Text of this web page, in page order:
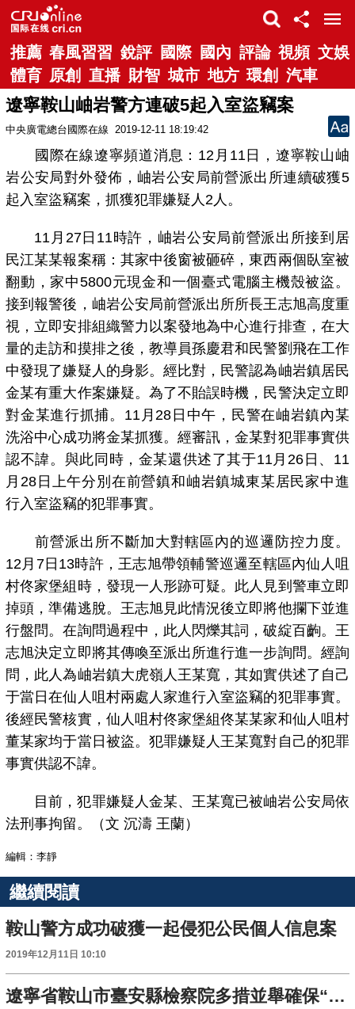
推薦 春風習習 銳評 國際 國內 評論 視頻 文娛
體育 原創 直播 財智 城市 地方 環創 汽車
遼寧鞍山岫岩警方連破5起入室盜竊案
中央廣電總台國際在線 2019-12-11 18:19:42
國際在線遼寧頻道消息：12月11日，遼寧鞍山岫
岩公安局對外發佈，岫岩公安局前營派出所連續破獲5
起入室盜竊案，抓獲犯罪嫌疑人2人。
11月27日11時許，岫岩公安局前營派出所接到居
民江某某報案稱：其家中後窗被砸碎，東西兩個臥室被
翻動，家中5800元現金和一個臺式電腦主機殼被盜。
接到報警後，岫岩公安局前營派出所所長王志旭高度重
視，立即安排組織警力以案發地為中心進行排查，在大
量的走訪和摸排之後，教導員孫慶君和民警劉飛在工作
中發現了嫌疑人的身影。經比對，民警認為岫岩鎮居民
金某有重大作案嫌疑。為了不貽誤時機，民警決定立即
對金某進行抓捕。11月28日中午，民警在岫岩鎮內某
洗浴中心成功將金某抓獲。經審訊，金某對犯罪事實供
認不諱。與此同時，金某還供述了其于11月26日、11
月28日上午分別在前營鎮和岫岩鎮城東某居民家中進
行入室盜竊的犯罪事實。
前營派出所不斷加大對轄區內的巡邏防控力度。
12月7日13時許，王志旭帶領輔警巡邏至轄區內仙人咀
村佟家堡組時，發現一人形跡可疑。此人見到警車立即
掉頭，準備逃脫。王志旭見此情況後立即將他攔下並進
行盤問。在詢問過程中，此人閃爍其詞，破綻百齣。王
志旭決定立即將其傳喚至派出所進行進一步詢問。經詢
問，此人為岫岩鎮大虎嶺人王某寬，其如實供述了自己
于當日在仙人咀村兩處人家進行入室盜竊的犯罪事實。
後經民警核實，仙人咀村佟家堡組佟某某家和仙人咀村
董某家均于當日被盜。犯罪嫌疑人王某寬對自己的犯罪
事實供認不諱。
目前，犯罪嫌疑人金某、王某寬已被岫岩公安局依
法刑事拘留。（文 沉濤 王蘭）
編輯：李靜
繼續閱讀
鞍山警方成功破獲一起侵犯公民個人信息案
2019年12月11日 10:10
遼寧省鞍山市臺安縣檢察院多措並舉確保“群眾來信件件有回復”落地見效